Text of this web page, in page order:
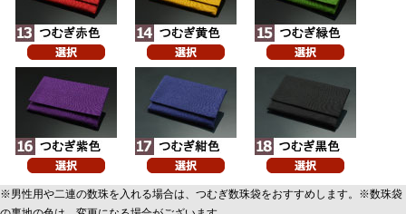
※男性用や二連の数珠を入れる場合は、つむぎ数珠袋をおすすめします。※数珠袋